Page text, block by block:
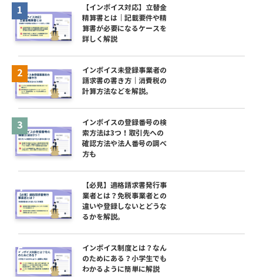
【インボイス対応】立替金
精算書とは｜記載要件や精
算書が必要になるケースを
詳しく解説
インボイス未登録事業者の
請求書の書き方｜消費税の
計算方法などを解説。
インボイスの登録番号の検
索方法は3つ！取引先への
確認方法や法人番号の調べ
方も
【必見】適格請求書発行事
業者とは？免税事業者との
違いや登録しないとどうな
るかを解説。
インボイス制度とは？なん
のためにある？小学生でも
わかるように簡単に解説